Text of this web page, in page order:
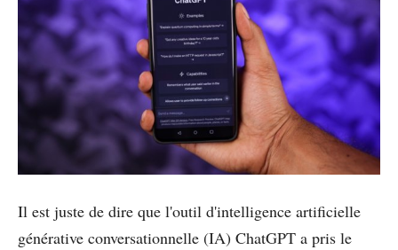
Il est juste de dire que l'outil d'intelligence artificielle
générative conversationnelle (IA) ChatGPT a pris le